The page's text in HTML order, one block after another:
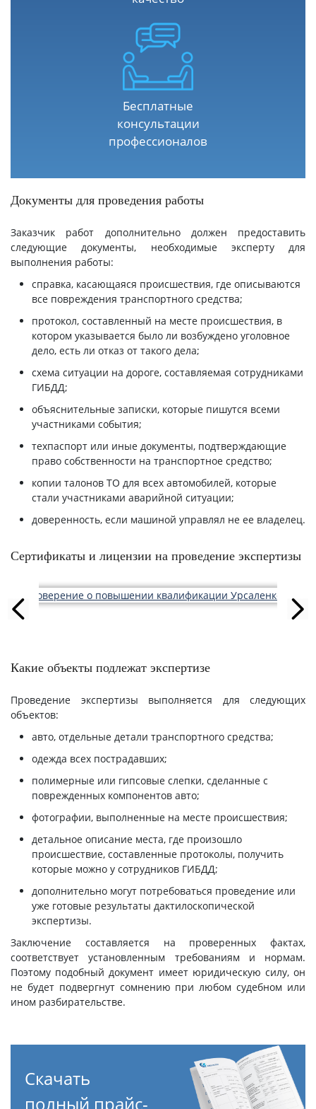
Бесплатные
консультации
профессионалов
Документы для проведения работы
Заказчик работ дополнительно должен предоставить
следующие документы, необходимые эксперту для
выполнения работы:
справка, касающаяся происшествия, где описываются
все повреждения транспортного средства;
протокол, составленный на месте происшествия, в
котором указывается было ли возбуждено уголовное
дело, есть ли отказ от такого дела;
схема ситуации на дороге, составляемая сотрудниками
ГИБДД;
объяснительные записки, которые пишутся всеми
участниками события;
техпаспорт или иные документы, подтверждающие
право собственности на транспортное средство;
копии талонов ТО для всех автомобилей, которые
стали участниками аварийной ситуации;
доверенность, если машиной управлял не ее владелец.
Сертификаты и лицензии на проведение экспертизы
Какие объекты подлежат экспертизе
Проведение экспертизы выполняется для следующих
объектов:
авто, отдельные детали транспортного средства;
одежда всех пострадавших;
полимерные или гипсовые слепки, сделанные с
поврежденных компонентов авто;
фотографии, выполненные на месте происшествия;
детальное описание места, где произошло
происшествие, составленные протоколы, получить
которые можно у сотрудников ГИБДД;
дополнительно могут потребоваться проведение или
уже готовые результаты дактилоскопической
экспертизы.
Заключение составляется на проверенных фактах,
соответствует установленным требованиям и нормам.
Поэтому подобный документ имеет юридическую силу, он
не будет подвергнут сомнению при любом судебном или
ином разбирательстве.
Скачать
полный прайс-